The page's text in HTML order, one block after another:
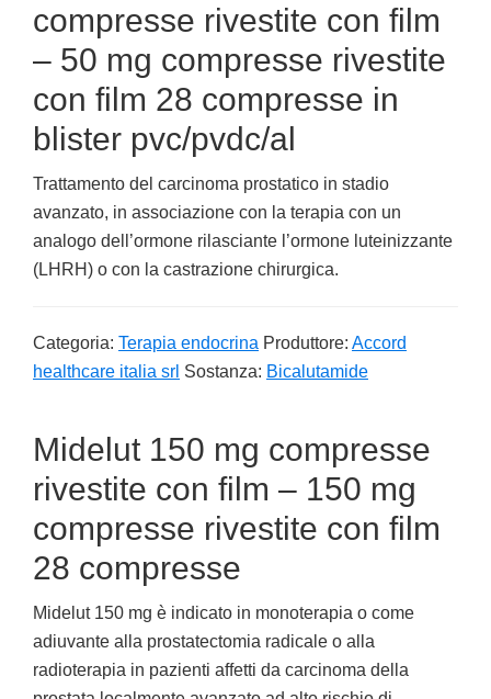
compresse rivestite con film
– 50 mg compresse rivestite
con film 28 compresse in
blister pvc/pvdc/al
Trattamento del carcinoma prostatico in stadio
avanzato, in associazione con la terapia con un
analogo dell’ormone rilasciante l’ormone luteinizzante
(LHRH) o con la castrazione chirurgica.
Categoria: Terapia endocrina Produttore: Accord
healthcare italia srl Sostanza: Bicalutamide
Midelut 150 mg compresse
rivestite con film – 150 mg
compresse rivestite con film
28 compresse
Midelut 150 mg è indicato in monoterapia o come
adiuvante alla prostatectomia radicale o alla
radioterapia in pazienti affetti da carcinoma della